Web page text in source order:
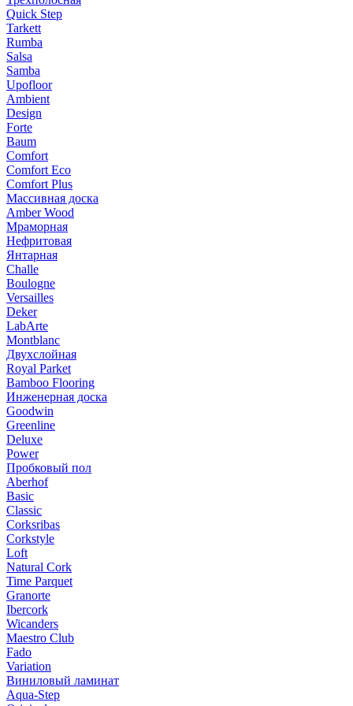
Quick Step
Tarkett
Rumba
Salsa
Samba
Upofloor
Ambient
Design
Forte
Baum
Comfort
Comfort Eco
Comfort Plus
Массивная доска
Amber Wood
Мраморная
Нефритовая
Янтарная
Challe
Boulogne
Versailles
Deker
LabArte
Montblanc
Двухслойная
Royal Parket
Bamboo Flooring
Инженерная доска
Goodwin
Greenline
Deluxe
Power
Пробковый пол
Aberhof
Basic
Classic
Corksribas
Corkstyle
Loft
Natural Cork
Time Parquet
Granorte
Ibercork
Wicanders
Мaestro Club
Fado
Variation
Виниловый ламинат
Aqua-Step